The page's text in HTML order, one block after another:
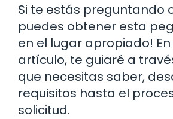
Si te estás preguntando
puedes obtener esta
en el lugar apropiado!
artículo, te guiaré a
que necesitas saber,
requisitos hasta el
solicitud.